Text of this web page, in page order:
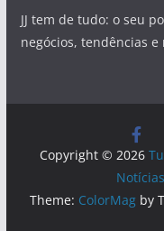
JJ tem de tudo: o seu
negócios, tendências e
Copyright © 2026
Notícias
Theme: ColorMagby